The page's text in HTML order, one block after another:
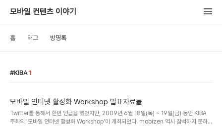
모바일 컨텐츠 이야기
홈 태그 방명록
KIBA 1
모바일 인터넷 활성화 Workshop 발표자료들
Twitter를 통해서 한번 언급을 했었지만, 2009년 6월 18일(목) ~ 19일(금) 동안 KIBA
주최의 '모바일 인터넷 활성화 Workshop'이 개최되었다. mobizen 역시 참석하지 못하